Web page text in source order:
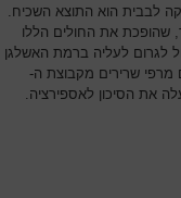
לבבית הוא התוצא השכיח.
שהופכת את החולים הללו
לגרום לעליה ברמת האשלגן
מרפי שרירים מקבוצת ה-
את הסיכון לאספירציה.